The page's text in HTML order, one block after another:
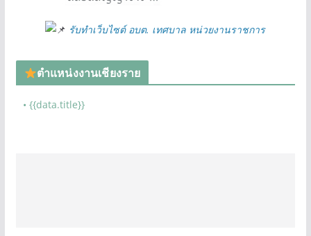
รับทำเว็บไซต์ อบต. เทศบาล หน่วยงานราชการ
ตำแหน่งงานเชียงราย
• {{data.title}}